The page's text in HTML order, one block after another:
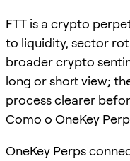
FTT is a crypto
to liquidity, sector
broader crypto
long or short view;
process clearer
Como o OneKey
OneKey Perps